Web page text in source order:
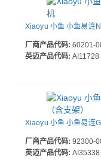
Xiaoyu 小鱼 小鱼易连
厂商产品代码: 60201-
英迈产品代码: AI11728
Xiaoyu 小鱼 小鱼易连
厂商产品代码: 92300-
英迈产品代码: AI35338